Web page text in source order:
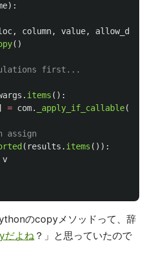
):
, column, value,
()
. items ():
= com. _apply_if_callable(
( results . items ()):
v
のcopyメソッドって、辞
だよね ？」と思っていたので